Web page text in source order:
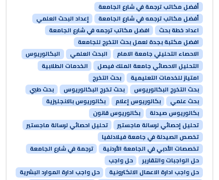
أفضل مكاتب ترجمة في شارع الجامعة
أفضل مكاتب ترجمه في شارع الجامعة
إعداد البحث العلمي
اعداد خطة بحث
افضل مكاتب ترجمه في شارع الجامعة
افضل مكتبة بجدة لعمل بحث التخرج للجامعة
الاحصاء التحليلي جامعة الامام
البحث العلمي
البكالوريوس
التحليل الاحصائي جامعة الملك فيصل
الخدمات الطلابية
امتياز للخدمات التعليمية
بحث التخرج
بحث التخرج البكالوريوس
بحث تخرج البكالوريوس
بحث طبي
بحث علمي
بكالوريوس إعلام
بكالوريوس بالانجليزية
بكالوريوس صيدلة
بكالوريوس قانون
تحليل إحصائي لرسالة ماجستير
تحليل احصائي لرسالة ماجستير
تخصص الصيدلة في جامعة فيلادلفيا
تخصصات الأدبي في الجامعة الأردنية
ترجمة في شارع الجامعة
حل الواجبات والتقارير
حل واجب
حل واجب ادارة الاعمال الالكترونية
حل واجب ادارة الموارد البشرية